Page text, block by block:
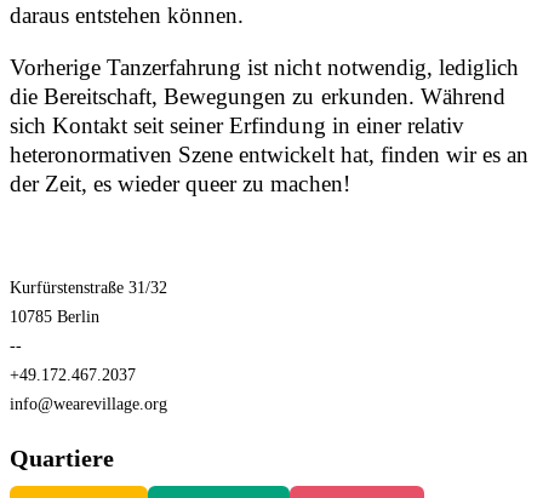
daraus entstehen können.
Vorherige Tanzerfahrung ist nicht notwendig, lediglich
die Bereitschaft, Bewegungen zu erkunden. Während
sich Kontakt seit seiner Erfindung in einer relativ
heteronormativen Szene entwickelt hat, finden wir es an
der Zeit, es wieder queer zu machen!
Kurfürstenstraße 31/32
10785 Berlin
--
+49.172.467.2037
info@wearevillage.org
Quartiere